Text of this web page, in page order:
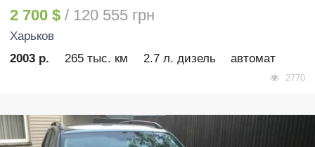
2 700 $ / 120 555 грн
Харьков
2003 р.
265 тыс. км 2.7 л. дизель автомат
2770